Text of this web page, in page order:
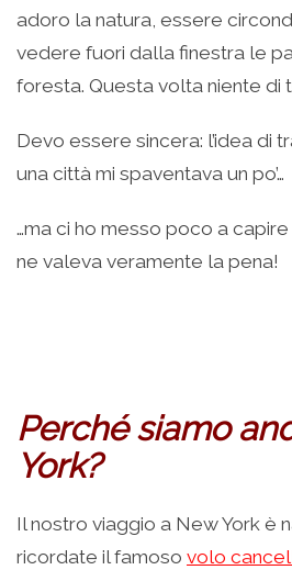
adoro la natura, essere
vedere fuori dalla finestra le
foresta. Questa volta niente di
Devo essere sincera: l’idea di
una città mi spaventava un po’…
…ma ci ho messo poco a
ne valeva veramente la pena!
Perché siamo
York?
Il nostro viaggio a New York è
ricordate il famoso volo